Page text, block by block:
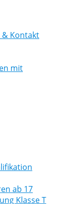
Kontakt
mit
ab 17
Klasse T